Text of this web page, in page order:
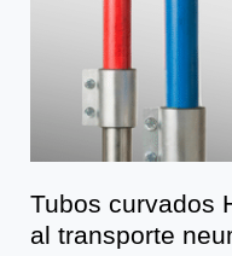
Tubos curvados
al transporte